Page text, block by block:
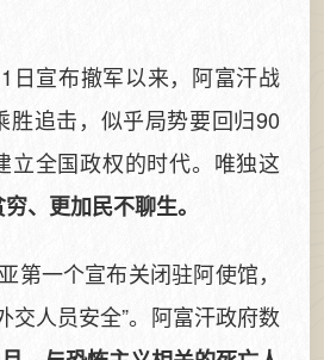
日宣布撤军以来，阿富汗战
胜追击，似乎局势要回归90
立全国政权的时代。唯独这
、更加民不聊生。
第一个宣布关闭驻阿使馆，
交人员安全”。阿富汗政府数